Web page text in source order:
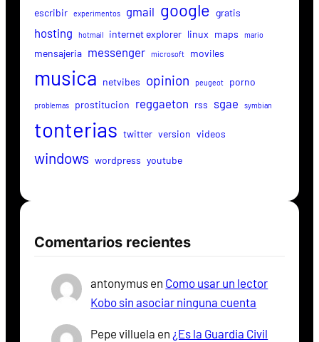
escribir experimentos gmail google gratis
hosting hotmail internet explorer linux maps mario
mensajeria messenger microsoft moviles
musica netvibes opinion peugeot porno
problemas prostitucion reggaeton rss sgae symbian
tonterias twitter version videos
windows wordpress youtube
Comentarios recientes
antonymus en Como usar un lector
Kobo sin asociar ninguna cuenta
Pepe villuela en ¿Es la Guardia Civil